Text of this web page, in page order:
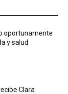
oportunamente
y salud
Clara